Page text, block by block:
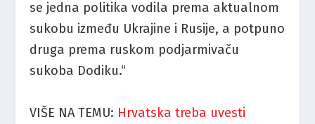
se jedna politika vodila prema aktualnom
sukobu između Ukrajine i Rusije, a potpuno
druga prema ruskom podjarmivaču
sukoba Dodiku.“
VIŠE NA TEMU: Hrvatska treba uvesti